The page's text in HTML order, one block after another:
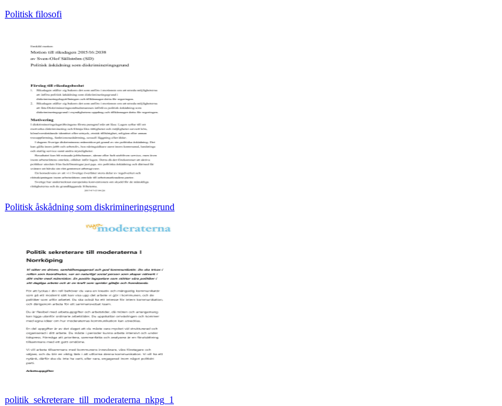
Politisk filosofi
Politisk åskådning som diskrimineringsgrund
politik_sekreterare_till_moderaterna_nkpg_1